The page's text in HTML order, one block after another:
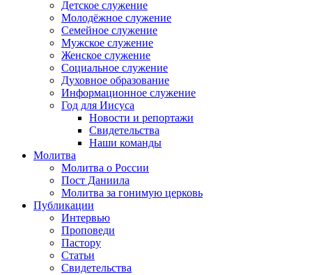
Детское служение
Молодёжное служение
Семейное служение
Мужское служение
Женское служение
Социальное служение
Духовное образование
Информационное служение
Год для Иисуса
Новости и репортажи
Свидетельства
Наши команды
Молитва
Молитва о России
Пост Даниила
Молитва за гонимую церковь
Публикации
Интервью
Проповеди
Пастору
Статьи
Свидетельства